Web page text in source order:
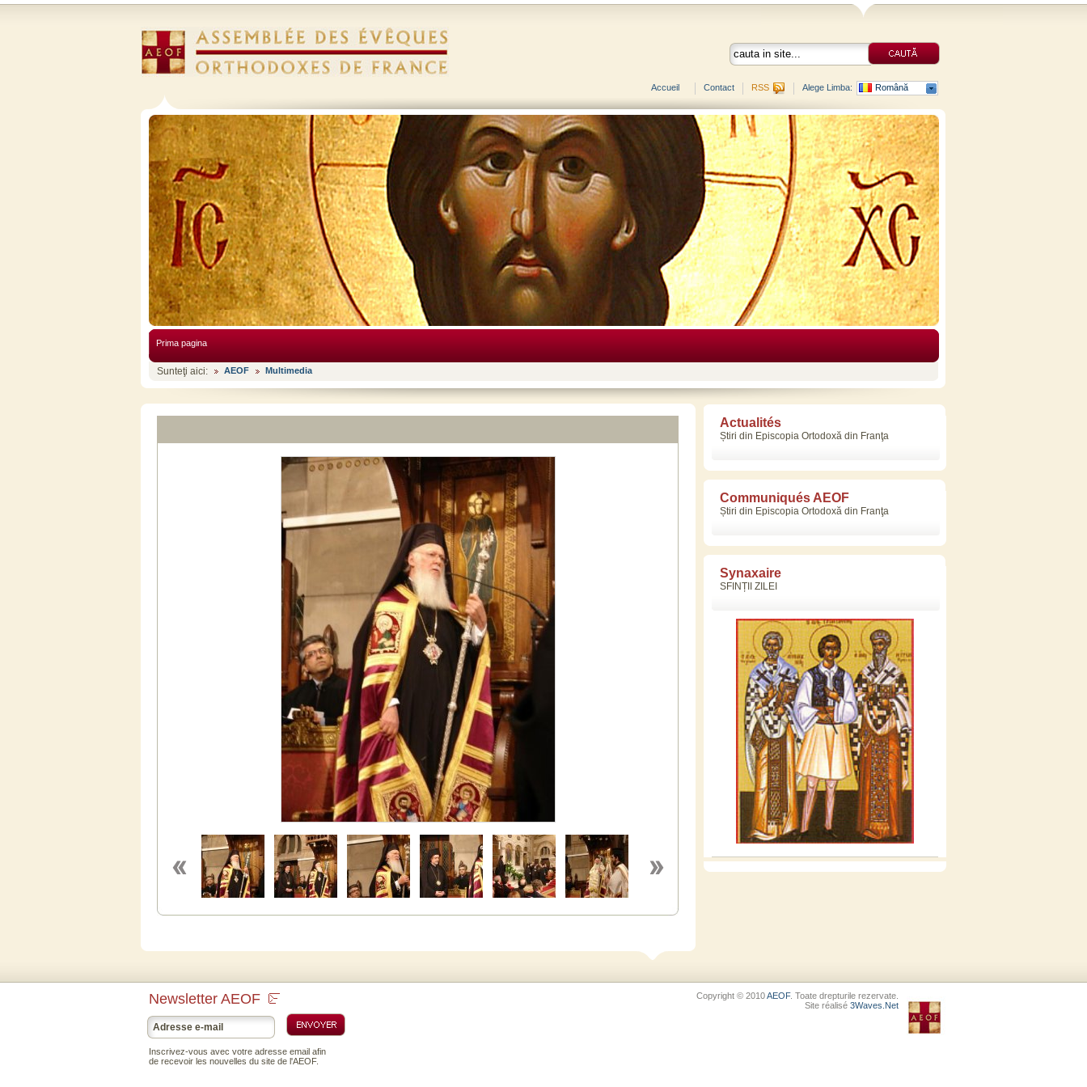
Alege Limba: Română
RSS
Contact
Accueil
Prima pagina
Sunteţi aici: AEOF Multimedia
Actualités
Știri din Episcopia Ortodoxă din Franţa
Communiqués AEOF
Știri din Episcopia Ortodoxă din Franţa
Synaxaire
SFINȚII ZILEI
Newsletter AEOF
Inscrivez-vous avec votre adresse email afin
de recevoir les nouvelles du site de l'AEOF.
Copyright © 2010AEOF. Toate drepturile rezervate.
Site réalisé 3Waves.Net